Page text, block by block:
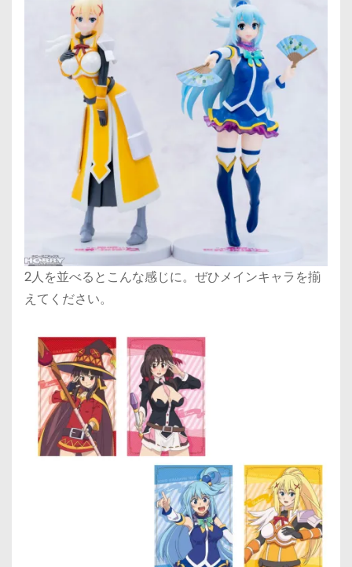
2人を並べるとこんな感じに。ぜひメインキャラを揃
えてください。